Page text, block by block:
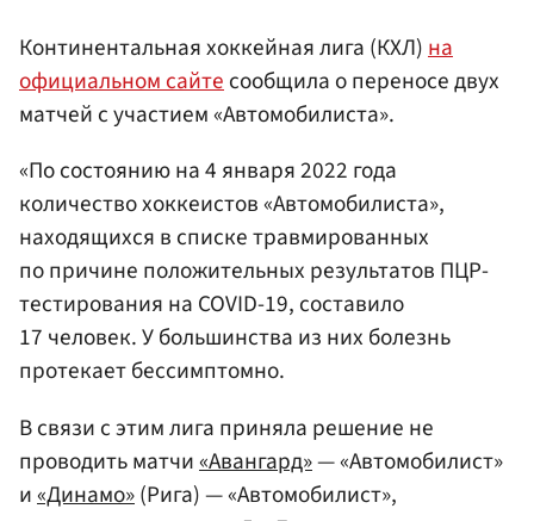
Континентальная хоккейная лига (КХЛ)на
официальном сайтесообщила о переносе двух
матчей с участием «Автомобилиста».
«По состоянию на 4 января 2022 года
количество хоккеистов «Автомобилиста»,
находящихся в списке травмированных
по причине положительных результатов ПЦР-
тестирования на COVID-19, составило
17 человек. У большинства из них болезнь
протекает бессимптомно.
В связи с этим лига приняла решение не
проводить матчи«Авангард»— «Автомобилист»
и«Динамо»(Рига) — «Автомобилист»,